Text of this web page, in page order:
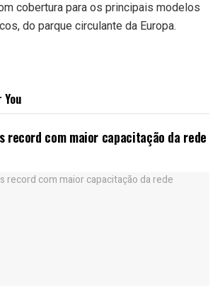
cobertura para os principais modelos
do parque circulante da Europa.
You
record com maior capacitação da rede